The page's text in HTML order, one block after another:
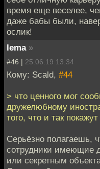
время еще веселее,
даже бабы были,
ослик!
lema »
#46 | 25.06.19 13:34
Кому: Scald, #44
> что ценного мог
дружелюбному
того, что и так
Серьёзно полагаешь,
сотрудники имеющие
или секретным